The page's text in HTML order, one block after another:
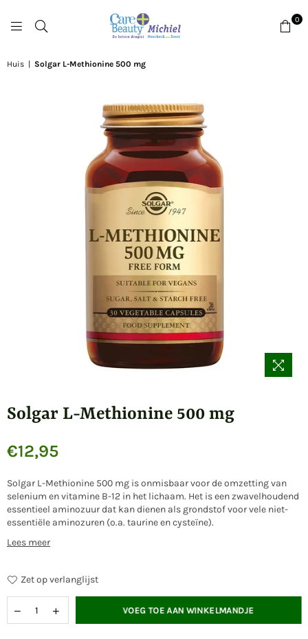
0
Huis Solgar L-Methionine 500 mg
Solgar L-Methionine 500 mg
Normale
€12,95
Solgar L-Methionine 500 mg is onmisbaar voor de omzetting van
selenium en vitamine B-12 in het lichaam. Het is een zwavelhoudend
essentieel aminozuur dat kan dienen als grondstof voor vele niet-
essentiële aminozuren (o.a. taurine en cysteïne).
Lees meer
Zet op verlanglijst
VOEG TOE AAN WINKELMANDJE